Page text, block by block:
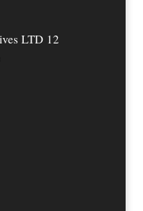
LTD 12